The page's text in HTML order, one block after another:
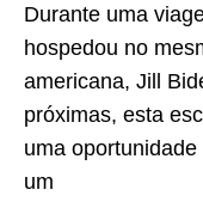
Durante uma
hospedou no
americana, Jill
próximas, esta
uma
um